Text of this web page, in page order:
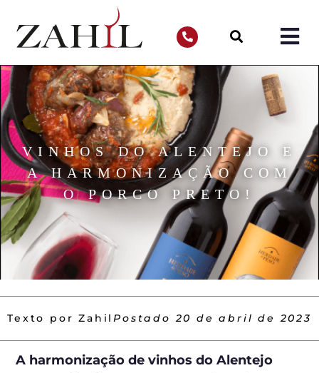
VINHOS DO ALENTEJO E
A HARMONIZAÇÃO COM
O PORCO PRETO!
Texto por ZahilPostado 20 de abril de 2023
A harmonização de vinhos do Alentejo